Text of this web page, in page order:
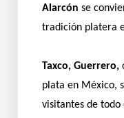
Alarcón se
tradición platera
Taxco, Guerrero,
plata en México,
visitantes de todo